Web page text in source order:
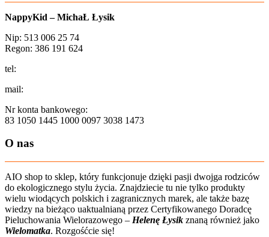
NappyKid – MichaŁ Łysik
Nip: 513 006 25 74
Regon: 386 191 624
tel:
mail:
Nr konta bankowego:
83 1050 1445 1000 0097 3038 1473
O nas
AIO shop to sklep, który funkcjonuje dzięki pasji dwojga rodziców
do ekologicznego stylu życia. Znajdziecie tu nie tylko produkty
wielu wiodących polskich i zagranicznych marek, ale także bazę
wiedzy na bieżąco uaktualnianą przez Certyfikowanego Doradcę
Pieluchowania Wielorazowego – Helenę Łysik znaną również jako
Wielomatka. Rozgośćcie się!